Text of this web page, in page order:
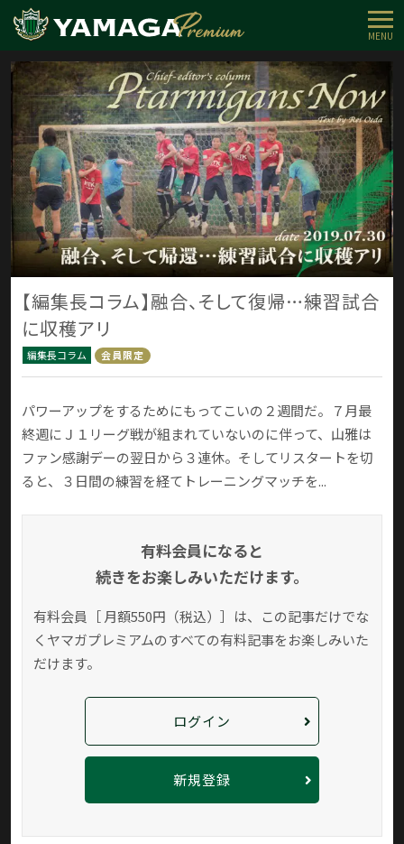
MENU
【編集長コラム】融合、そして復帰…練習試合
に収穫アリ
編集長コラム 会員限定
パワーアップをするためにもってこいの２週間だ。７月最
終週にＪ１リーグ戦が組まれていないのに伴って、山雅は
ファン感謝デーの翌日から３連休。そしてリスタートを切
ると、３日間の練習を経てトレーニングマッチを...
有料会員になると
続きをお楽しみいただけます。
有料会員［ 月額550円（税込）］は、この記事だけでな
く ヤマガプレミアムのすべての有料記事をお楽しみいた
だけます。
ログイン
新規登録